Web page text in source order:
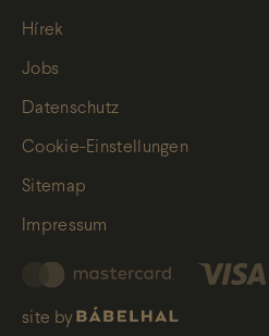
Hírek
Jobs
Datenschutz
Cookie-Einstellungen
Sitemap
Impressum
site by